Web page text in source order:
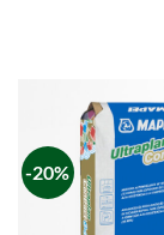
-20%